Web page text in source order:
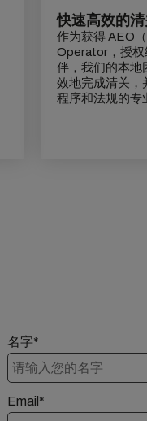
快速高效的
作为获得 AEO
Operator，授权
伴，我们的本地
效地完成清关，
程序和法规的专
名字*
Email*